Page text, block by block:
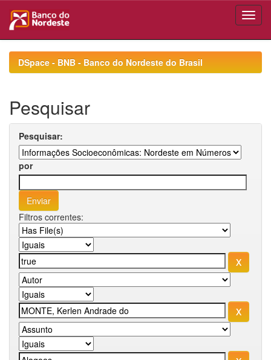
navigationDSpace - BNB - Banco do Nordeste do Brasil
Pesquisar
Pesquisar:
por
Filtros correntes: